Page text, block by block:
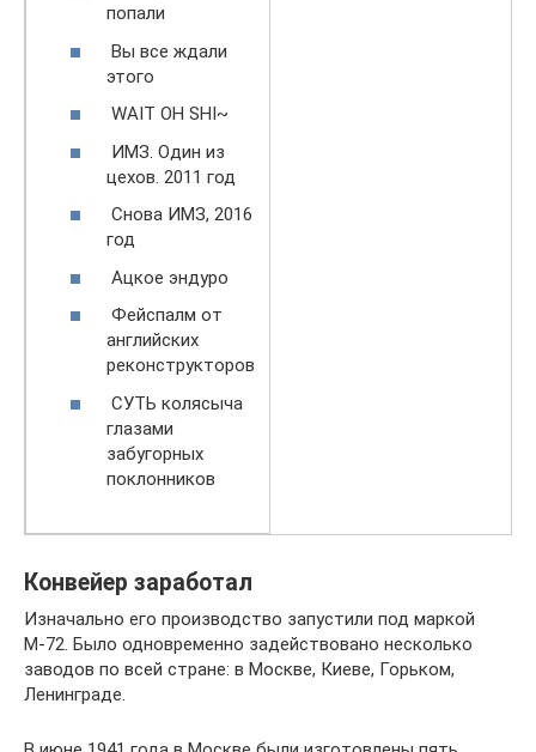
попали
Вы все ждали
этого
WAIT OH SHI~
ИМЗ. Один из
цехов. 2011 год
Снова ИМЗ, 2016
год
Ацкое эндуро
Фейспалм от
английских
реконструкторов
СУТЬ колясыча
глазами
забугорных
поклонников
Конвейер заработал
Изначально его производство запустили под маркой
М-72. Было одновременно задействовано несколько
заводов по всей стране: в Москве, Киеве, Горьком,
Ленинграде.